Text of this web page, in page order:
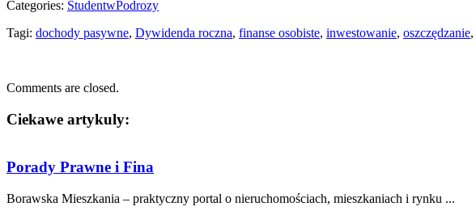
Categories: StudentwPodrozy
Tagi: dochody pasywne, Dywidenda roczna, finanse osobiste, inwestowanie, oszczędzanie,
Comments are closed.
Ciekawe artykuly:
Porady Prawne i Fina
Borawska Mieszkania – praktyczny portal o nieruchomościach, mieszkaniach i rynku ...